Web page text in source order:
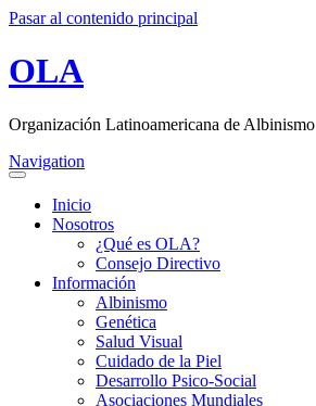
Pasar al contenido principal
OLA
Organización Latinoamericana de Albinismo
Navigation
Inicio
Nosotros
¿Qué es OLA?
Consejo Directivo
Información
Albinismo
Genética
Salud Visual
Cuidado de la Piel
Desarrollo Psico-Social
Asociaciones Mundiales